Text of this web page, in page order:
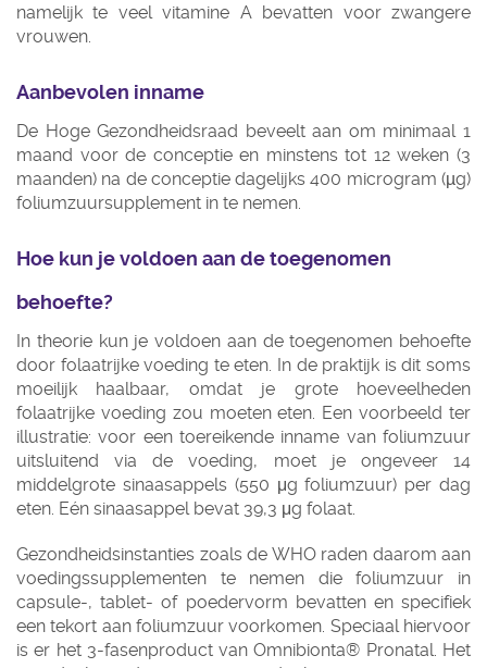
namelijk te veel vitamine A bevatten voor zwangere
vrouwen.
Aanbevolen inname
De Hoge Gezondheidsraad beveelt aan om minimaal 1
maand voor de conceptie en minstens tot 12 weken (3
maanden) na de conceptie dagelijks 400 microgram (µg)
foliumzuursupplement in te nemen.
Hoe kun je voldoen aan de toegenomen
behoefte?
In theorie kun je voldoen aan de toegenomen behoefte
door folaatrijke voeding te eten. In de praktijk is dit soms
moeilijk haalbaar, omdat je grote hoeveelheden
folaatrijke voeding zou moeten eten. Een voorbeeld ter
illustratie: voor een toereikende inname van foliumzuur
uitsluitend via de voeding, moet je ongeveer 14
middelgrote sinaasappels (550 μg foliumzuur) per dag
eten. Eén sinaasappel bevat 39,3 μg folaat.
Gezondheidsinstanties zoals de WHO raden daarom aan
voedingssupplementen te nemen die foliumzuur in
capsule-, tablet- of poedervorm bevatten en specifiek
een tekort aan foliumzuur voorkomen. Speciaal hiervoor
is er het 3-fasenproduct van Omnibionta® Pronatal. Het